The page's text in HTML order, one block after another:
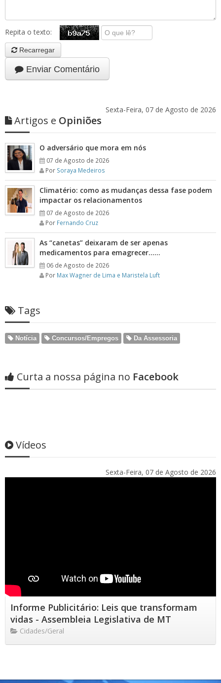
Repita o texto:
Recarregar
Enviar Comentário
Sexta-Feira, 07 de Agosto de 2026
Artigos e Opiniões
O adversário que mora em nós
07 de Agosto de 2026
Por Soraya Medeiros
Climatério: como as mudanças dessa fase podem
impactar os relacionamentos
07 de Agosto de 2026
Por Fernando Cruz
As “canetas” deixaram de ser apenas
medicamentos para emagrecer……
06 de Agosto de 2026
Por Max Wagner de Lima e Maristela Luft
Tags
Notícia Concursos/Empregos Da Assessoria
Curta a nossa página no Facebook
Vídeos
Sexta-Feira, 07 de Agosto de 2026
Informe Publicitário: Leis que transformam
vidas - Assembleia Legislativa de MT
Cidades/Geral